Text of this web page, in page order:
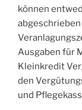
können
Ausgaben für
Kleinkredit
den
und